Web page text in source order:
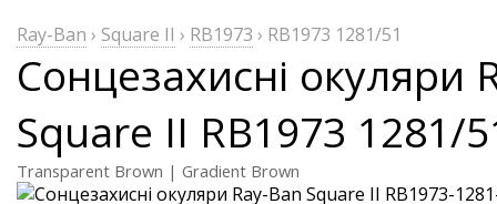
Ray-Ban › Square II › RB1973 › RB1973 1281/51
Сонцезахисні окуляри
Square II RB1973 1281/
Transparent Brown | Gradient Brown